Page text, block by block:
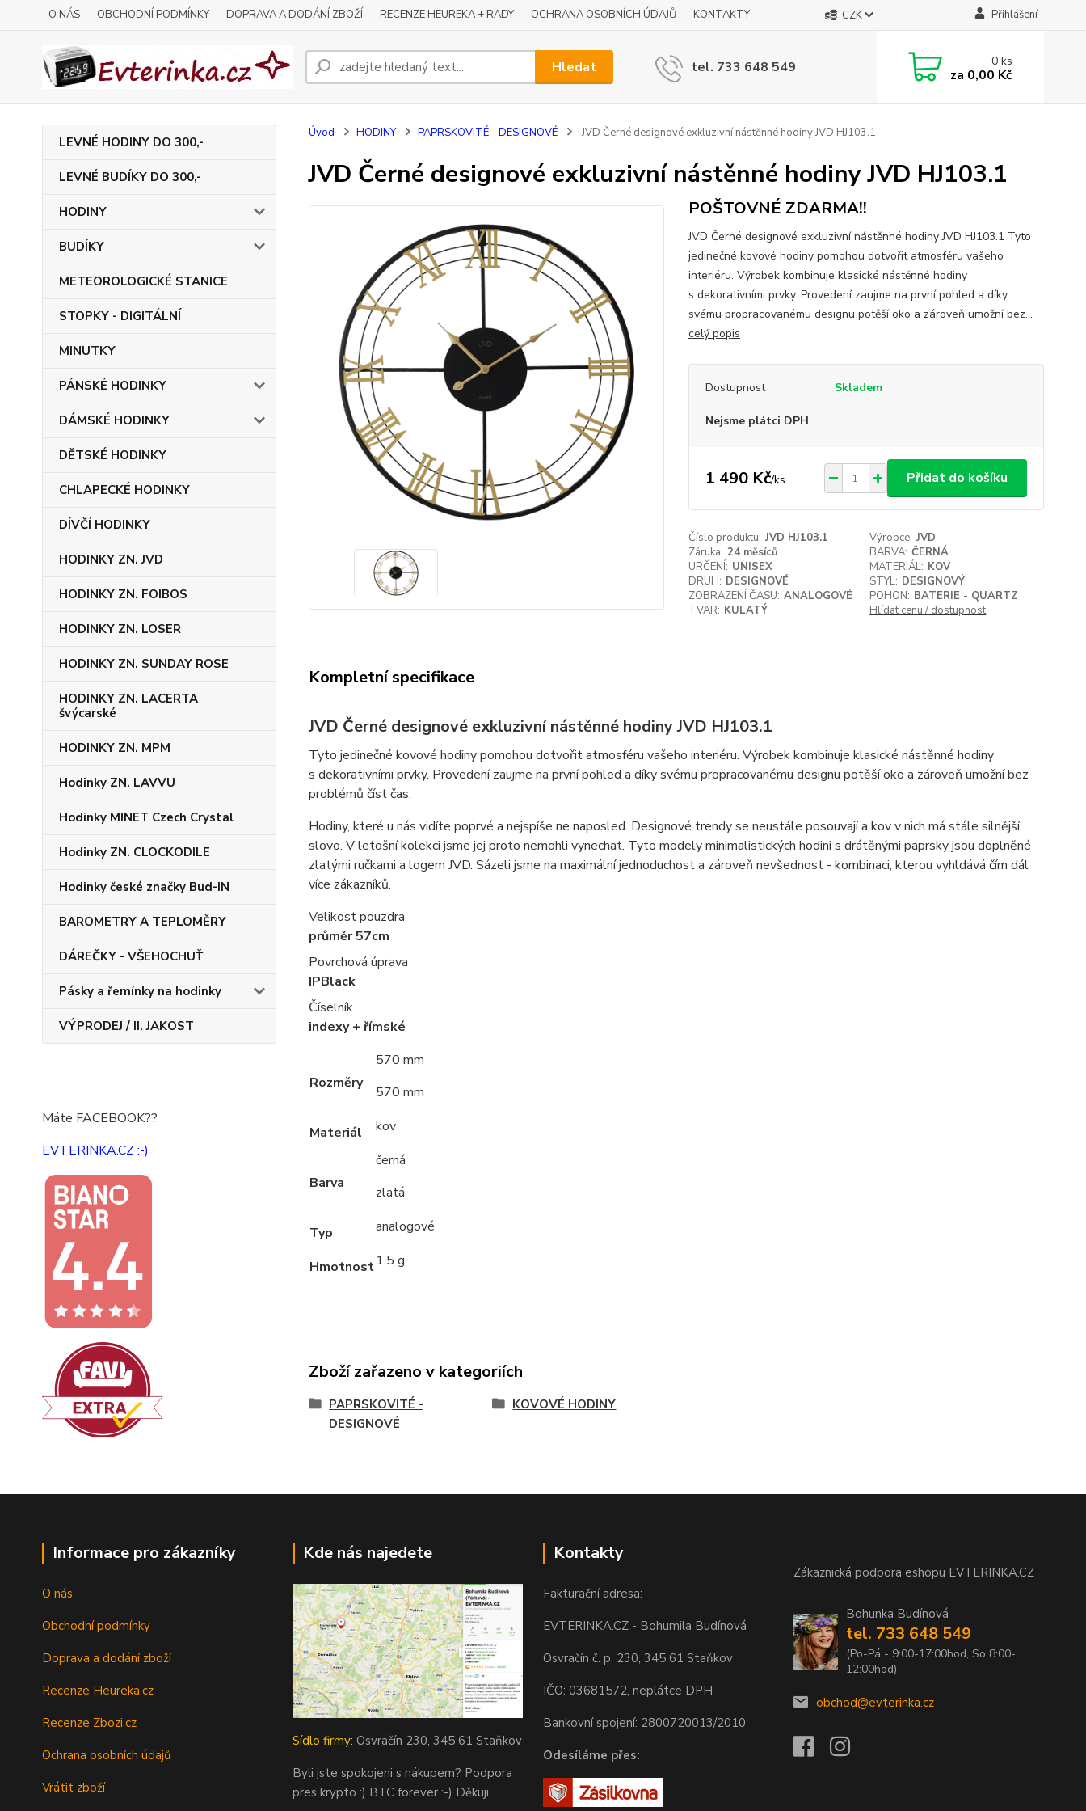
O NÁS OBCHODNÍ PODMÍNKY DOPRAVA A DODÁNÍ ZBOŽÍ RECENZE HEUREKA + RADY OCHRANA OSOBNÍCH ÚDAJŮ KONTAKTY CZK Přihlášení
Hledat tel. 733 648 549 0ks
za 0,00 Kč
LEVNÉ HODINY DO 300,-
LEVNÉ BUDÍKY DO 300,-
HODINY
BUDÍKY
METEOROLOGICKÉ STANICE
STOPKY - DIGITÁLNÍ
MINUTKY
PÁNSKÉ HODINKY
DÁMSKÉ HODINKY
DĚTSKÉ HODINKY
CHLAPECKÉ HODINKY
DÍVČÍ HODINKY
HODINKY ZN. JVD
HODINKY ZN. FOIBOS
HODINKY ZN. LOSER
HODINKY ZN. SUNDAY ROSE
HODINKY ZN. LACERTA
švýcarské
HODINKY ZN. MPM
Hodinky ZN. LAVVU
Hodinky MINET Czech Crystal
Hodinky ZN. CLOCKODILE
Hodinky české značky Bud-IN
BAROMETRY A TEPLOMĚRY
DÁREČKY - VŠEHOCHUŤ
Pásky a řemínky na hodinky
VÝPRODEJ / II. JAKOST
Máte FACEBOOK??
EVTERINKA.CZ :-)
Úvod HODINY PAPRSKOVITÉ - DESIGNOVÉ JVD Černé designové exkluzivní nástěnné hodiny JVD HJ103.1
JVD Černé designové exkluzivní nástěnné hodiny JVD HJ103.1
POŠTOVNÉ ZDARMA!!
JVD Černé designové exkluzivní nástěnné hodiny JVD HJ103.1 Tyto
jedinečné kovové hodiny pomohou dotvořit atmosféru vašeho
interiéru. Výrobek kombinuje klasické nástěnné hodiny
s dekorativními prvky. Provedení zaujme na první pohled a díky
svému propracovanému designu potěší oko a zároveň umožní bez...
celý popis
Dostupnost Skladem
Nejsme plátci DPH
1 490 Kč/ks Přidat do košíku
Číslo produktu: JVD HJ103.1 Výrobce: JVD
Záruka: 24 měsíců BARVA: ČERNÁ
URČENÍ: UNISEX MATERIÁL: KOV
DRUH: DESIGNOVÉ STYL: DESIGNOVÝ
ZOBRAZENÍ ČASU: ANALOGOVÉ POHON: BATERIE - QUARTZ
TVAR: KULATÝ Hlídat cenu / dostupnost
Kompletní specifikace
JVD Černé designové exkluzivní nástěnné hodiny JVD HJ103.1
Tyto jedinečné kovové hodiny pomohou dotvořit atmosféru vašeho interiéru. Výrobek kombinuje klasické nástěnné hodiny
s dekorativními prvky. Provedení zaujme na první pohled a díky svému propracovanému designu potěší oko a zároveň umožní bez
problémů číst čas.
Hodiny, které u nás vidíte poprvé a nejspíše ne naposled. Designové trendy se neustále posouvají a kov v nich má stále silnější
slovo. V letošní kolekci jsme jej proto nemohli vynechat. Tyto modely minimalistických hodini s drátěnými paprsky jsou doplněné
zlatými ručkami a logem JVD. Sázeli jsme na maximální jednoduchost a zároveň nevšednost - kombinaci, kterou vyhldává čím dál
více zákazníků.
Velikost pouzdra
průměr 57cm
Povrchová úprava
IPBlack
Číselník
indexy + římské
Rozměry
570 mm
570 mm
Materiál kov
Barva
černá
zlatá
Typ analogové
Hmotnost1,5 g
Zboží zařazeno v kategoriích
PAPRSKOVITÉ -
DESIGNOVÉ
KOVOVÉ HODINY
Informace pro zákazníky
O nás
Obchodní podmínky
Doprava a dodání zboží
Recenze Heureka.cz
Recenze Zbozi.cz
Ochrana osobních údajů
Vrátit zboží
Kde nás najedete
Sídlo firmy: Osvračín 230, 345 61 Staňkov
Byli jste spokojeni s nákupem? Podpora
pres krypto :) BTC forever :-) Děkuji
Kontakty
Fakturační adresa:
EVTERINKA.CZ - Bohumila Budínová
Osvračín č. p. 230, 345 61 Staňkov
IČO: 03681572, neplátce DPH
Bankovní spojení: 2800720013/2010
Odesíláme přes:
Zákaznická podpora eshopu EVTERINKA.CZ
Bohunka Budínová
tel. 733 648 549
(Po-Pá - 9:00-17:00hod, So 8:00-
12:00hod)
obchod@evterinka.cz